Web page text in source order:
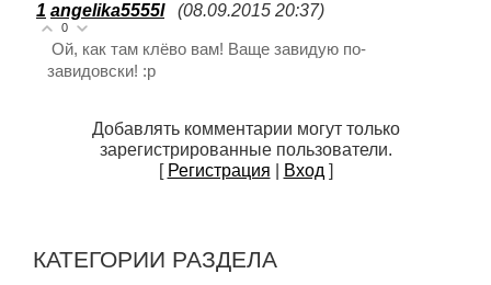
1 angelika5555l (08.09.2015 20:37)
0
Ой, как там клёво вам! Ваще завидую по-
завидовски! :p
Добавлять комментарии могут только
зарегистрированные пользователи.
[ Регистрация Вход ]
КАТЕГОРИИ РАЗДЕЛА